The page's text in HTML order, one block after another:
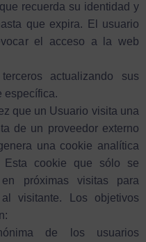
recuerda su identidad y
que expira. El usuario
el acceso a la web
actualizando sus
específica.
que un Usuario visita una
de un proveedor externo
una cookie analítica
cookie que sólo se
próximas visitas para
visitante. Los objetivos
de los usuarios